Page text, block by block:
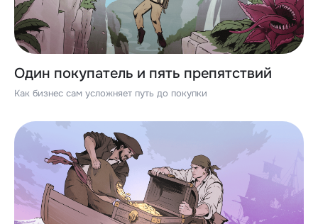
Один покупатель и пять препятствий
Как бизнес сам усложняет путь до покупки